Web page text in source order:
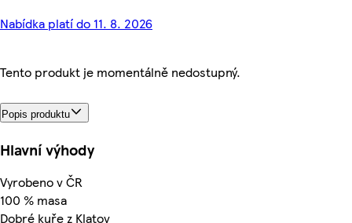
Nabídka platí do 11. 8. 2026
Tento produkt je momentálně nedostupný.
Popis produktu
Hlavní výhody
Vyrobeno v ČR
100 % masa
Dobré kuře z Klatov